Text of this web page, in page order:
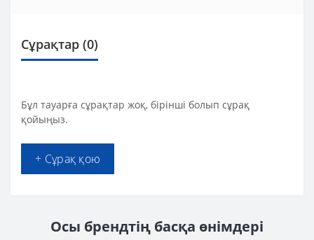
Сұрақтар (0)
Бұл тауарға сұрақтар жоқ, бірінші болып сұрақ
қойыңыз.
+ Сұрақ қою
Осы брендтің басқа өнімдері